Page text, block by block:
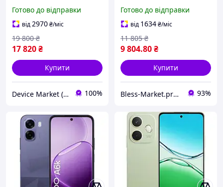
UA UCRF
Готово до відправки
від2970₴/міс
17 820₴
19 800 ₴
Купити
Device Market (DM) 100%
685, 6100 мАг
Готово до відправки
від 1634₴/міс
9 804.80₴
11 805 ₴
Купити
Bless-Market.prom.ua 93%